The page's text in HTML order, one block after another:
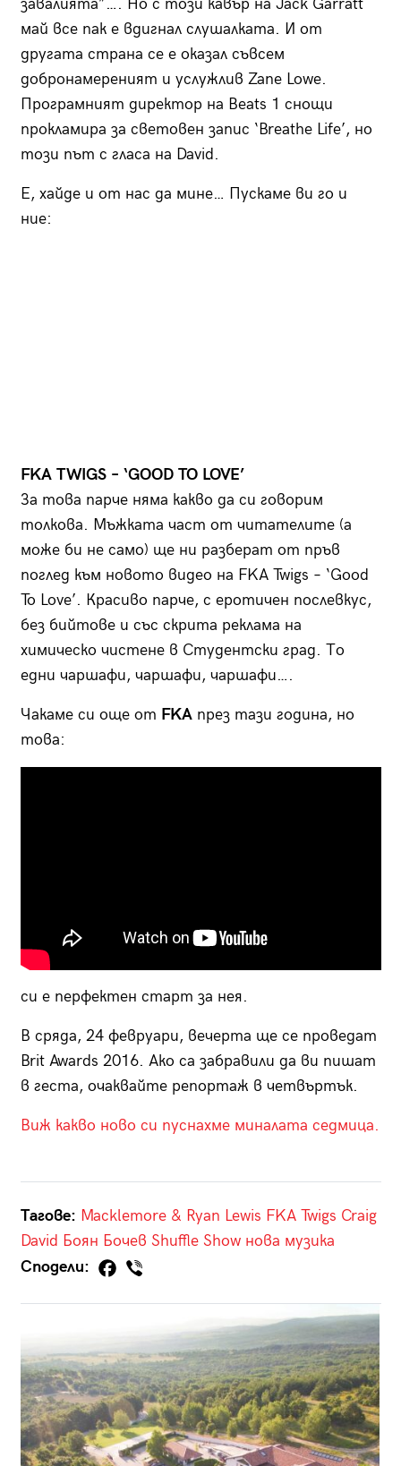
завалията”…. Но с този кавър на Jack Garratt
май все пак е вдигнал слушалката. И от
другата страна се е оказал съвсем
добронамереният и услужлив Zane Lowe.
Програмният директор на Beats 1 снощи
прокламира за световен запис ‘Breathe Life’, но
този път с гласа на David.
Е, хайде и от нас да мине… Пускаме ви го и
ние:
FKA TWIGS – ‘GOOD TO LOVE’
За това парче няма какво да си говорим
толкова. Мъжката част от читателите (а
може би не само) ще ни разберат от пръв
поглед към новото видео на FKA Twigs – ‘Good
To Love’. Красиво парче, с еротичен послевкус,
без бийтове и със скрита реклама на
химическо чистене в Студентски град. То
едни чаршафи, чаршафи, чаршафи….
Чакаме си още от FKAпрез тази година, но
това:
си е перфектен старт за нея.
В сряда, 24 февруари, вечерта ще се проведат
Brit Awards 2016. Ако са забравили да ви пишат
в геста, очаквайте репортаж в четвъртък.
Виж какво ново си пуснахме миналата седмица.
Тагове: Macklemore & Ryan Lewis FKA Twigs Craig
David Боян Бочев Shuffle Show нова музика
Сподели: